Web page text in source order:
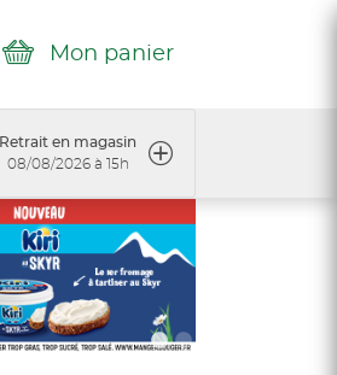
Mon panier
Retrait en magasin
08/08/2026 à 15h